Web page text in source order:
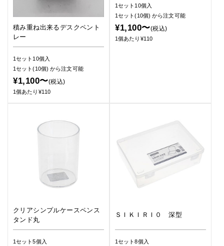
積み重ね出来るデスクペント
レー
1セット10個入
1セット(10個)から注文可能
¥1,100〜(税込)
1個あたり¥110
1セット10個入
1セット(10個)から注文可能
¥1,100〜(税込)
1個あたり¥110
クリアシンプルケースペンス
タンド丸
1セット5個入
ＳＩＫＩＲＩ０ 深型
1セット8個入